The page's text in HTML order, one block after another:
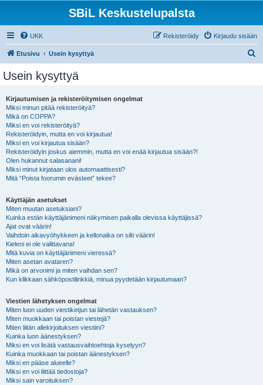
SBiL Keskustelupalsta
UKK Kirjaudu sisään
Rekisteröidy
Etusivu Usein kysyttyä
Usein kysyttyä
Kirjautumisen ja rekisteröitymisen ongelmat
Miksi minun pitää rekisteröityä?
Mikä on COPPA?
Miksi en voi rekisteröityä?
Rekisteröidyin, mutta en voi kirjautua!
Miksi en voi kirjautua sisään?
Rekisteröidyin joskus aiemmin, mutta en voi enää kirjautua sisään?!
Olen hukannut salasanani!
Miksi minut kirjataan ulos automaattisesti?
Mitä “Poista foorumin evästeet” tekee?
Käyttäjän asetukset
Miten muutan asetuksiani?
Kuinka estän käyttäjänimeni näkymisen paikalla olevissa käyttäjissä?
Ajat ovat väärin!
Vaihdoin aikavyöhykkeen ja kellonaika on silti väärin!
Kieleni ei ole valittavana!
Mitä kuvia on käyttäjänimeni vieressä?
Miten asetan avataren?
Mikä on arvonimi ja miten vaihdan sen?
Kun klikkaan sähköpostilinkkiä, minua pyydetään kirjautumaan?
Viestien lähetyksen ongelmat
Miten luon uuden viestiketjun tai lähetän vastauksen?
Miten muokkaan tai poistan viestejä?
Miten liitän allekirjoituksen viestiini?
Kuinka luon äänestyksen?
Miksi en voi lisätä vastausvaihtoehtoja kyselyyn?
Kuinka muokkaan tai poistan äänestyksen?
Miksi en pääse alueelle?
Miksi en voi liittää tiedostoja?
Miksi sain varoituksen?